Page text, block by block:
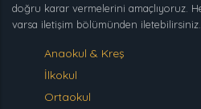
doğru karar vermelerini amaçlıyoruz.
varsa iletişim bölümünden iletebilirsiniz.
Anaokul & Kreş
İlkokul
Ortaokul